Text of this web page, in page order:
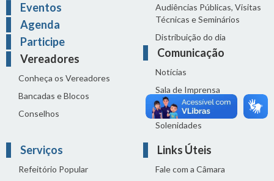
Eventos
Agenda
Participe
Vereadores
Conheça os Vereadores
Bancadas e Blocos
Conselhos
Audiências Públicas, Visitas
Técnicas e Seminários
Distribuição do dia
Comunicação
Notícias
Sala de Imprensa
Vídeos de Reuniões
Solenidades
Serviços
Refeitório Popular
Links Úteis
Fale com a Câmara